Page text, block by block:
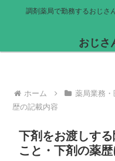
調剤薬局で勤務するおじさ
おじさ
ホーム 薬局業務
歴の記載内容
下剤をお渡しす
こと・下剤の薬